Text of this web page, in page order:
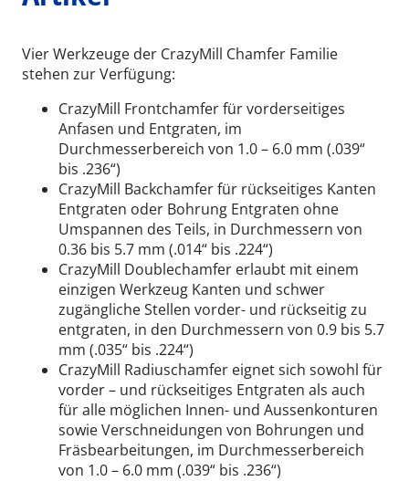
Vier Werkzeuge der CrazyMill Chamfer Familie
stehen zur Verfügung:
CrazyMill Frontchamfer für vorderseitiges
Anfasen und Entgraten, im
Durchmesserbereich von 1.0 – 6.0 mm (.039“
bis .236“)
CrazyMill Backchamfer für rückseitiges Kanten
Entgraten oder Bohrung Entgraten ohne
Umspannen des Teils, in Durchmessern von
0.36 bis 5.7 mm (.014“ bis .224“)
CrazyMill Doublechamfer erlaubt mit einem
einzigen Werkzeug Kanten und schwer
zugängliche Stellen vorder- und rückseitig zu
entgraten, in den Durchmessern von 0.9 bis 5.7
mm (.035“ bis .224“)
CrazyMill Radiuschamfer eignet sich sowohl für
vorder – und rückseitiges Entgraten als auch
für alle möglichen Innen- und Aussenkonturen
sowie Verschneidungen von Bohrungen und
Fräsbearbeitungen, im Durchmesserbereich
von 1.0 – 6.0 mm (.039“ bis .236“)